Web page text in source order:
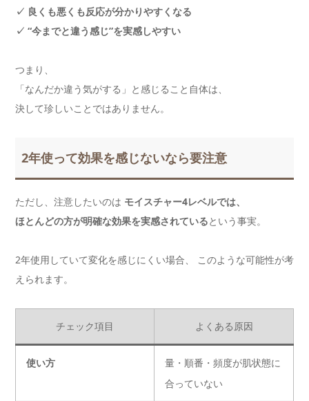
✓ 良くも悪くも反応が分かりやすくなる
✓ “今までと違う感じ”を実感しやすい
つまり、
「なんだか違う気がする」と感じること自体は、
決して珍しいことではありません。
2年使って効果を感じないなら要注意
ただし、注意したいのは モイスチャー4レベルでは、
ほとんどの方が明確な効果を実感されているという事実。
2年使用していて変化を感じにくい場合、 このような可能性が考
えられます。
チェック項目 よくある原因
使い方
量・順番・頻度が肌状態に
合っていない